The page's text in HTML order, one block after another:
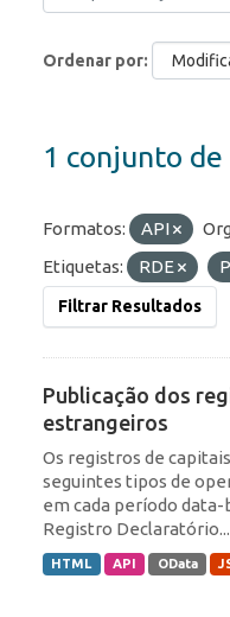
Ordenar por
1 conjunto
Formatos: API
Etiquetas:
RDE
Filtrar Resultados
Publicação dos
estrangeiros
Os registros de
seguintes tipos de
em cada período
Registro Declaratório...
HTML API OData